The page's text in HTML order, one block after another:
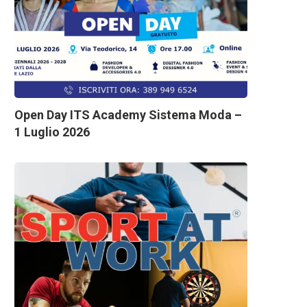
Open Day ITS Academy Sistema Moda –
1 Luglio 2026